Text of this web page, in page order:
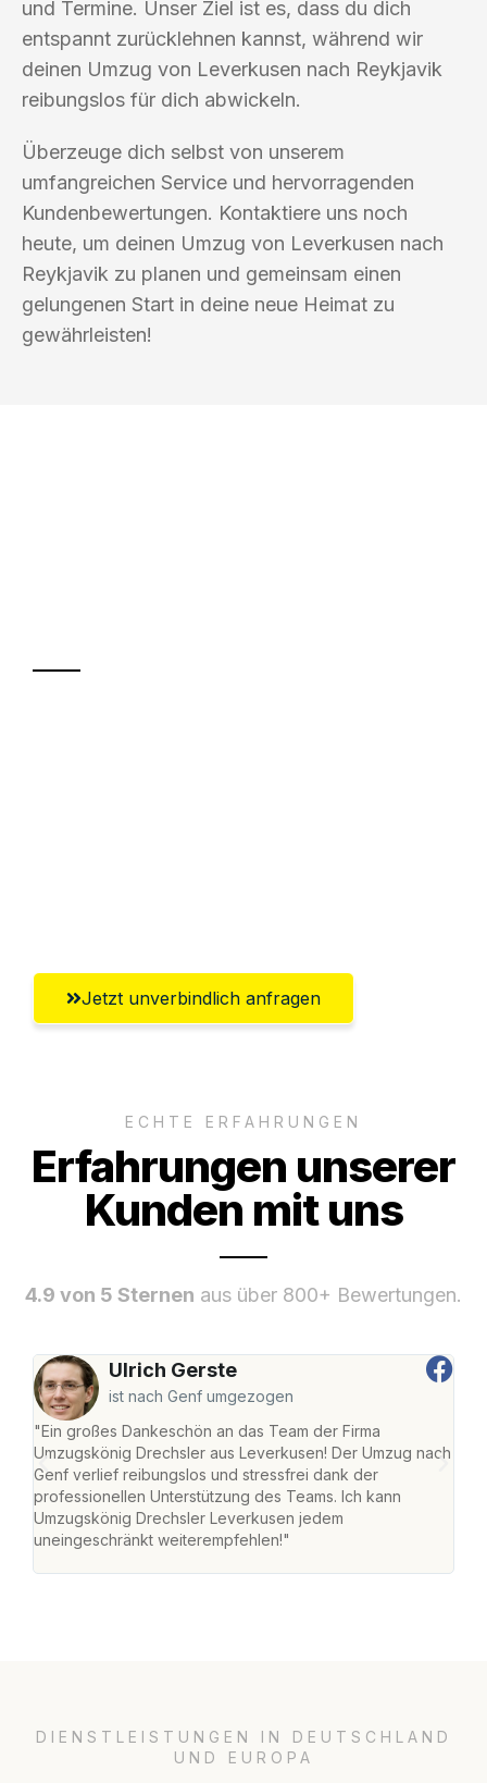
und Termine. Unser Ziel ist es, dass du dich
entspannt zurücklehnen kannst, während wir
deinen Umzug von Leverkusen nach Reykjavik
reibungslos für dich abwickeln.
Überzeuge dich selbst von unserem
umfangreichen Service und hervorragenden
Kundenbewertungen. Kontaktiere uns noch
heute, um deinen Umzug von Leverkusen nach
Reykjavik zu planen und gemeinsam einen
gelungenen Start in deine neue Heimat zu
gewährleisten!
Jetzt unverbindlich anfragen
ECHTE ERFAHRUNGEN
Erfahrungen unserer
Kunden mit uns
4.9 von 5 Sternen aus über 800+ Bewertungen.
Ulrich Gerste
ist nach Genf umgezogen
"Ein großes Dankeschön an das Team der Firma
Umzugskönig Drechsler aus Leverkusen! Der Umzug nach
Genf verlief reibungslos und stressfrei dank der
professionellen Unterstützung des Teams. Ich kann
Umzugskönig Drechsler Leverkusen jedem
uneingeschränkt weiterempfehlen!"
DIENSTLEISTUNGEN IN DEUTSCHLAND
UND EUROPA